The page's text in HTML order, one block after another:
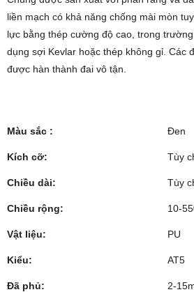
liền mạch có khả năng chống mài mòn
lực bằng thép cường độ cao, trong
dụng sợi Kevlar hoặc thép không gỉ. Các
được hàn thành đai vô tận.
Màu sắc : Đen
Kích cỡ: Tùy
Chiều dài: Tùy
Chiều rộng: 10-
Vật liệu: PU
Kiểu: AT5
Đã phủ: 2-